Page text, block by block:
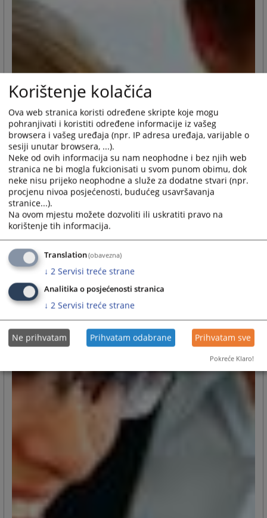
Korištenje kolačića
Ova web stranica koristi određene skripte koje mogu
pohranjivati i koristiti određene informacije iz vašeg
browsera i vašeg uređaja (npr. IP adresa uređaja, varijable o
sesiji unutar browsera, ...).
Neke od ovih informacija su nam neophodne i bez njih web
stranica ne bi mogla fukcionisati u svom punom obimu, dok
neke nisu prijeko neophodne a služe za dodatne stvari (npr.
procjenu nivoa posjećenosti, budućeg usavršavanja
stranice...).
Na ovom mjestu možete dozvoliti ili uskratiti pravo na
korištenje tih informacija.
Translation(obavezna)
↓ 2 Servisi treće strane
Analitika o posjećenosti stranica
↓ 2 Servisi treće strane
Ne prihvatam Prihvatam odabrane Prihvatam sve
Pokreće Klaro!